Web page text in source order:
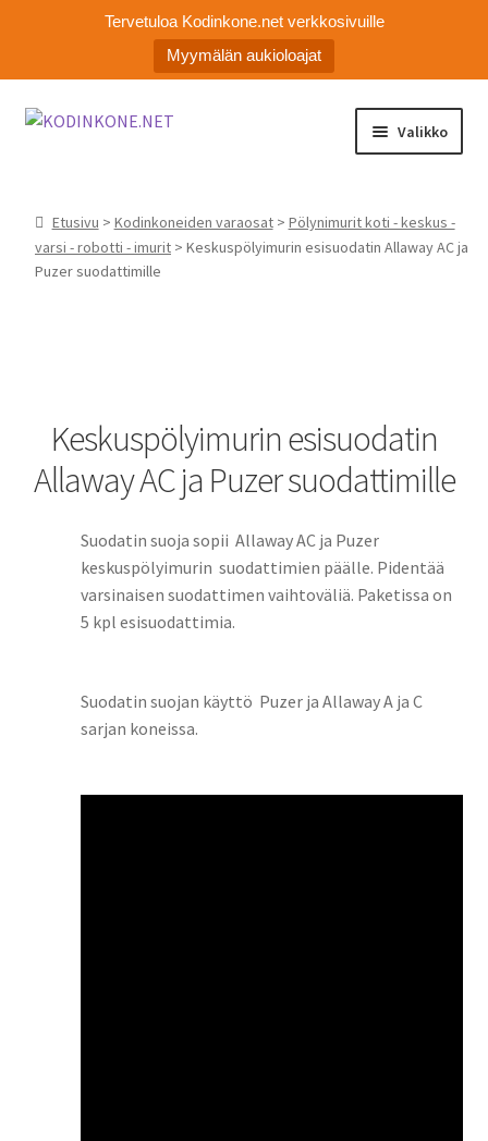
Tervetuloa Kodinkone.net verkkosivuille
Myymälän aukioloajat
Siirry
Siirry
Valikko
tason
valikko
Ota yhteyttä
Etusivu > Kodinkoneiden varaosat> Pölynimurit koti - keskus -
varsi - robotti - imurit > Keskuspölyimurin esisuodatin Allaway AC ja
Puzer suodattimille
Keskuspölyimurin esisuodatin
Allaway AC ja Puzer suodattimille
Suodatin suoja sopii Allaway AC ja Puzer
keskuspölyimurin suodattimien päälle. Pidentää
varsinaisen suodattimen vaihtoväliä. Paketissa on
5 kpl esisuodattimia.
Suodatin suojan käyttö Puzer ja Allaway A ja C
sarjan koneissa.